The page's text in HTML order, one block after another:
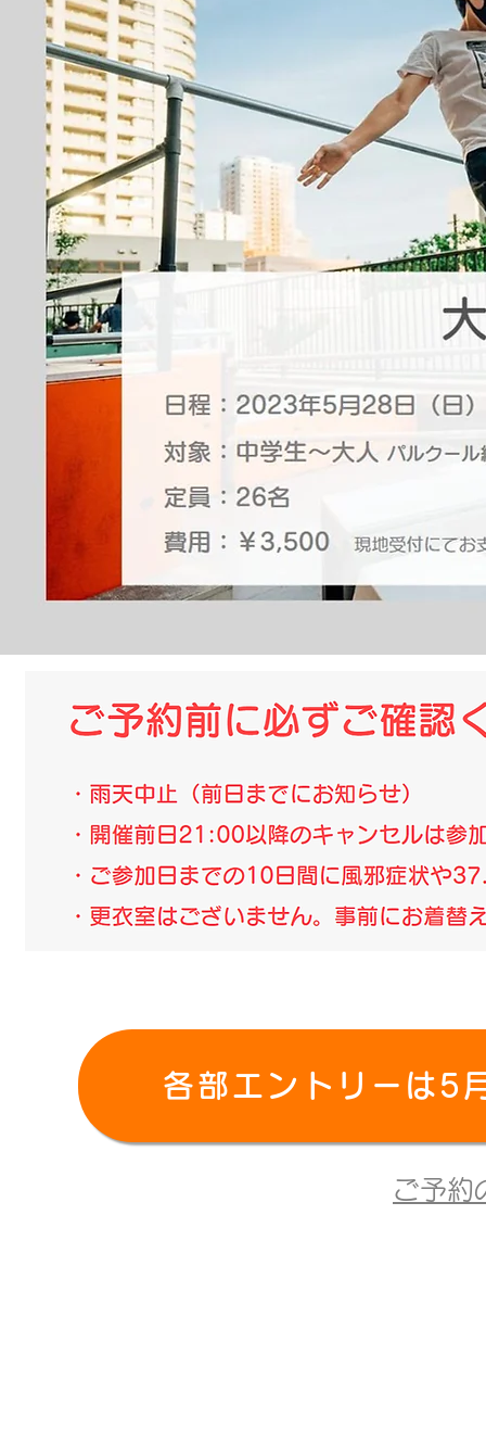
日程：2023年5月28日（
対象：中学生～大人
パルクー
​定員：26名
費用：￥3,500
現地受付にて
各部エントリーは
ご予約